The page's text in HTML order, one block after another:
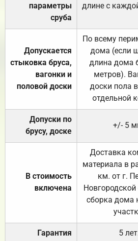
параметры
сруба
длине с
Допускается
стыковка бруса,
вагонки и
половой доски
По всему
дома (если
длина дома
метров).
доски пола
отдельной
Допуски по
брусу, доске
+/- 5
В стоимость
включена
Доставка
материала в
км. от г.
Новгородской
сборка дома
Гарантия 5